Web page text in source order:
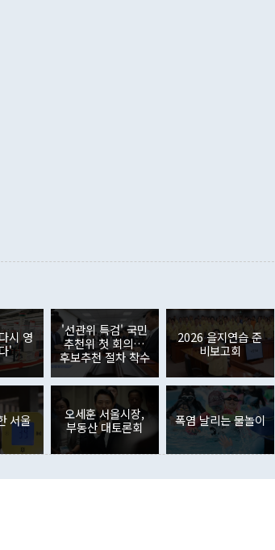
시점에서 흘러간 선(先)비핵화만 되뇌는 것은
보하기 위해 최선을 다할 것"이라고 말했다. 하
과연 한반도의 평화와 안정에 플러스냐, 결론적
핑에서 정 장관이 언급한 '4자 회담'에 대해 "이상
토크에서 열리는 '동방경제포럼(EEF)'을 언급하
) 검토하고 있다"고 발언한 데 대해서도 조 장관
이라며 "아직 거기까지 진도가 나가지 않았다"고
개한 대북 구상과 설명은 정부 내 조율을 거치지
있다. 특히 주적 표현 대체와 국호 사용, 9·19 군
등은 통일부 장관이 결정할 사안이 아니어서 월
있다. 이 대통령은 정 장관의 업무보고를 듣고 난
했다고 승인난 건 아니다"라고 재차 확인했다. 정
관의 발언 내용은 대부분 국가안전보장회의(NSC)
닌 정 장관의 개인적 생각에 가깝다"며 "안보 관
식 정책이 아닌 사안을 추진하겠다고 업무보고를
'국군통수권자가 나서야 한다'고 주장한 것은 심각
억달러를 넘어섰다. 상품수입은 644억8000만
·주변기기(SSD)는 282.7% 증가했다. IT 품목
비IT 품목도 ▲석유제품(47.5%) ▲화공품
용료수지는 전월 흑자에서 4억4000만달러 적자
는 배당소득을 중심으로 32억7000만달러 흑자
다 전월 분기배당에 따른 기저효과로 배당지급이
만달러)을 넘어선 것이다. 직접투자에서는 내국
만달러, 외국인의 국내투자가 46억3000만달러
에서는 외국인의 국내 주식 매도세가 이어졌다. 외
차익실현 매도 등의 영향으로 316억1000만달러
만달러)에 이어 역대 최대 순매도 기록을 다시
채권투자는 세계국채지수(WGBI) 자금 유입에도
로 증가 폭이 줄어든 52억9000만달러를 기록했
자는 주식을 중심으로 35억6000만달러 증가했
시 영
'
'선관위 특검' 국민
추천위 첫 회의…
후보추천 절차 착수
2026 을지연습 준
비보고회
서울
오세훈 서울시장,
부동산 대토론회
폭염 날리는 물놀이